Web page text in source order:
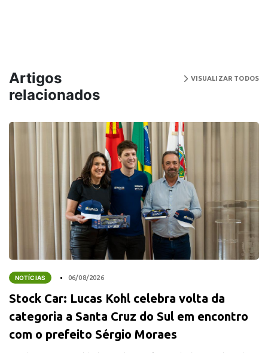
Artigos
relacionados
VISUALIZAR TODOS
NOTÍCIAS 06/08/2026
Stock Car: Lucas Kohl celebra volta da
categoria a Santa Cruz do Sul em encontro
com o prefeito Sérgio Moraes